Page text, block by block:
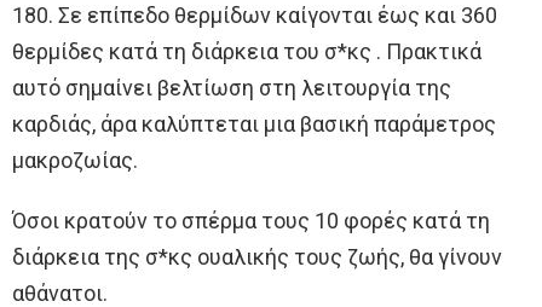
180. Σε επίπεδο θερμίδων καίγονται έως και 360
θερμίδες κατά τη διάρκεια του σ*κς . Πρακτικά
αυτό σημαίνει βελτίωση στη λειτουργία της
καρδιάς, άρα καλύπτεται μια βασική παράμετρος
μακροζωίας.
Όσοι κρατούν το σπέρμα τους 10 φορές κατά τη
διάρκεια της σ*κς ουαλικής τους ζωής, θα γίνουν
αθάνατοι.